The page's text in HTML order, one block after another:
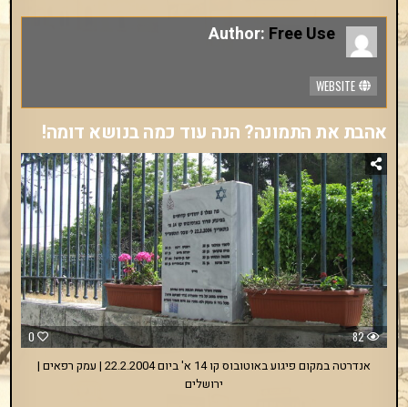
Author: Free Use
WEBSITE
אהבת את התמונה? הנה עוד כמה בנושא דומה!
0 82
אנדרטה במקום פיגוע באוטובוס קו 14 א' ביום 22.2.2004 | עמק רפאים |
ירושלים